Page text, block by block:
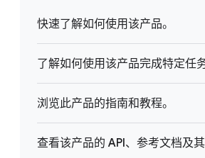
快速了解如何使用该产品。
了解如何使用该产品完成特定任务
浏览此产品的指南和教程。
查看该产品的 API、参考文档及其